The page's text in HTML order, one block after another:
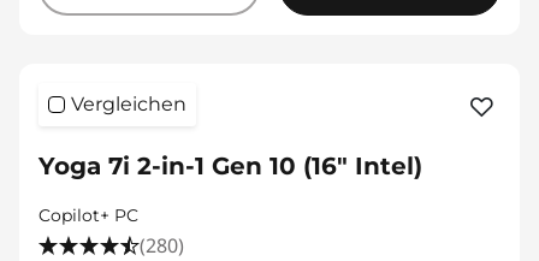
Vergleichen
Yoga 7i 2-in-1 Gen 10 (16" Intel)
Copilot+ PC
(280)